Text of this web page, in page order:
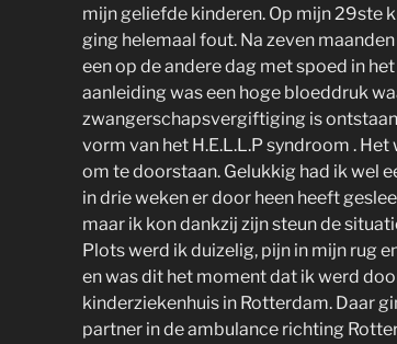
mijn geliefde kinderen. Op mijn 29ste
ging helemaal fout. Na zeven
een op de andere dag met spoed in
aanleiding was een hoge bloeddruk
zwangerschapsvergiftiging is
vorm van het H.E.L.L.P syndroom .
om te doorstaan. Gelukkig had ik wel
in drie weken er door heen heeft
maar ik kon dankzij zijn steun de
Plots werd ik duizelig, pijn in mijn rug
en was dit het moment dat ik werd
kinderziekenhuis in Rotterdam. Daar
partner in de ambulance richting